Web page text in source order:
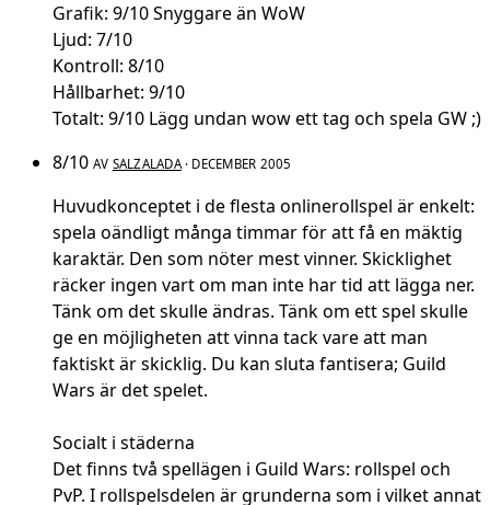
Grafik: 9/10 Snyggare än WoW
Ljud: 7/10
Kontroll: 8/10
Hållbarhet: 9/10
Totalt: 9/10 Lägg undan wow ett tag och spela GW ;)
8/10 AV SALZALADA· DECEMBER 2005
Huvudkonceptet i de flesta onlinerollspel är enkelt:
spela oändligt många timmar för att få en mäktig
karaktär. Den som nöter mest vinner. Skicklighet
räcker ingen vart om man inte har tid att lägga ner.
Tänk om det skulle ändras. Tänk om ett spel skulle
ge en möjligheten att vinna tack vare att man
faktiskt är skicklig. Du kan sluta fantisera; Guild
Wars är det spelet.
Socialt i städerna
Det finns två spellägen i Guild Wars: rollspel och
PvP. I rollspelsdelen är grunderna som i vilket annat